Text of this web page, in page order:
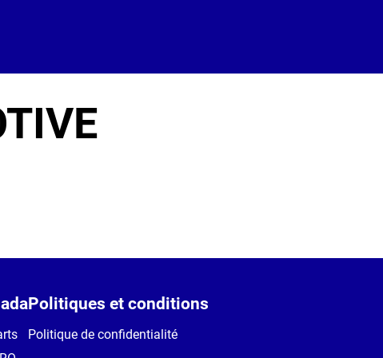
Politiques et conditions
Politique de confidentialité